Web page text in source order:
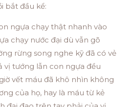
bắt đầu kể:
ngựa chạy thật nhanh vào
chạy nước đại dù vẫn gõ
rừng song nghe kỹ đã có vẻ
vị tướng lẫn con ngựa đều
vết máu đã khô nhìn không
của họ, hay là máu từ kẻ